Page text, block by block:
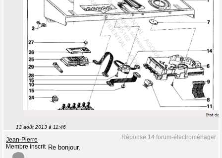
13 août 2013 à 11:46
Réponse 14 forum-électroménager
Jean-Pierre
Membre inscrit Re bonjour,